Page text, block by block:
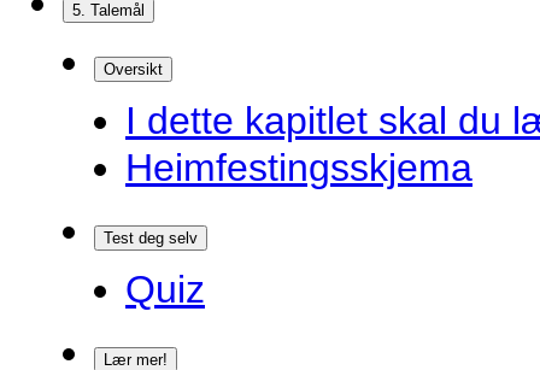
5. Talemål
Oversikt
I dette kapitlet skal du
Heimfestingsskjema
Test deg selv
Quiz
Lær mer!